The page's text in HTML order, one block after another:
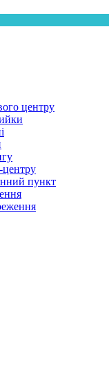
центру
центру
пункт